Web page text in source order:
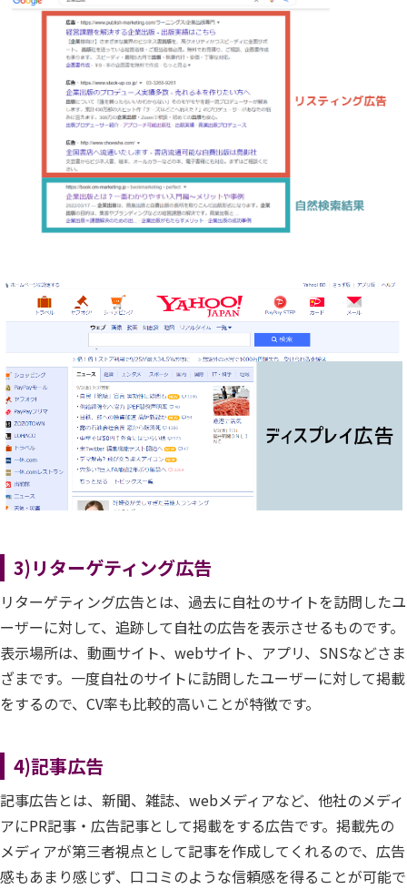
3)リターゲティング広告
リターゲティング広告とは、過去に自社のサイトを訪問したユ
ーザーに対して、追跡して自社の広告を表示させるものです。
表示場所は、動画サイト、webサイト、アプリ、SNSなどさま
ざまです。一度自社のサイトに訪問したユーザーに対して掲載
をするので、CV率も比較的高いことが特徴です。
4)記事広告
記事広告とは、新聞、雑誌、webメディアなど、他社のメディ
アにPR記事・広告記事として掲載をする広告です。掲載先の
メディアが第三者視点として記事を作成してくれるので、広告
感もあまり感じず、口コミのような信頼感を得ることが可能で